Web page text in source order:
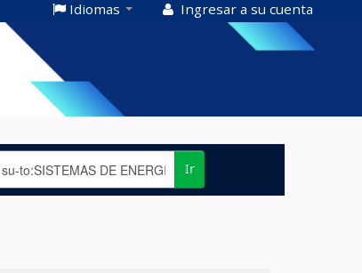
Idiomas Ingresar a su cuenta
Ir